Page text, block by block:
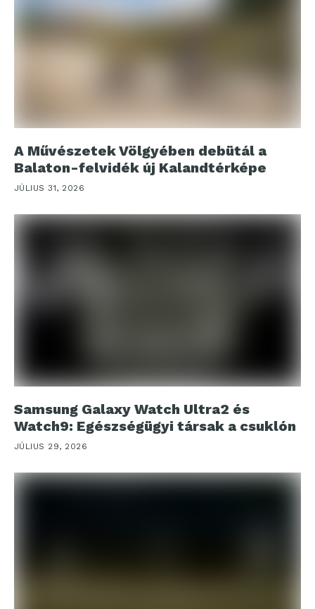
A Művészetek Völgyében debütál a
Balaton-felvidék új Kalandtérképe
JÚLIUS 31, 2026
Samsung Galaxy Watch Ultra2 és
Watch9: Egészségügyi társak a csuklón
JÚLIUS 29, 2026